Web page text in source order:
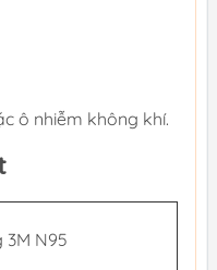
ô nhiễm không khí.
3M N95